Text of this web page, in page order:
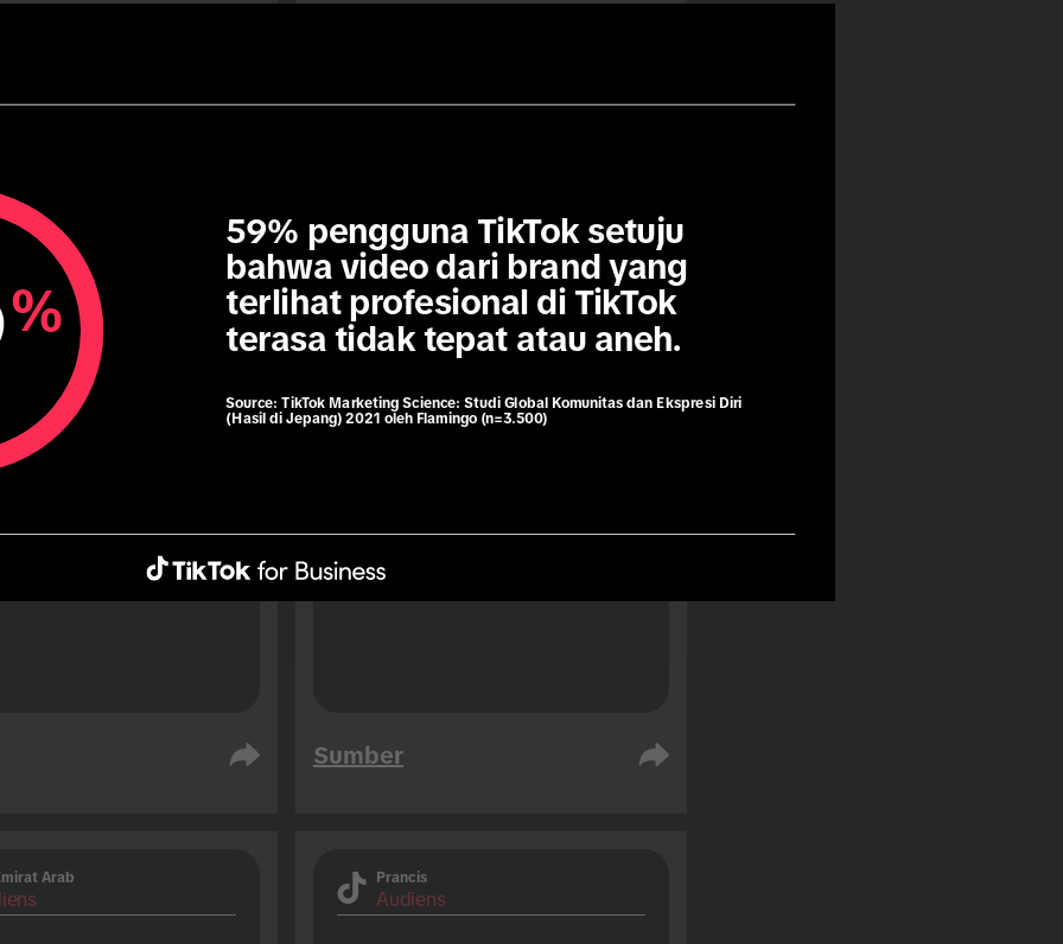
TikTok 1,3x lebih
menggunakan data
Audiens
76%
76%
memesan perjalanan sebelum
Sumber
Arab Prancis
Audiens
%
59% pengguna TikTok setuju
bahwa video dari brand yang
terlihat profesional di TikTok
terasa tidak tepat atau aneh.
Source:TikTok Marketing Science: Studi Global Komunitas dan Ekspresi Diri
(Hasil di Jepang) 2021 oleh Flamingo (n=3.500)